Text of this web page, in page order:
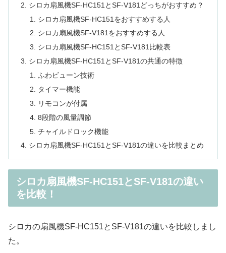
シロカ扇風機SF-HC151とSF-V181どっちがおすすめ？
シロカ扇風機SF-HC151をおすすめする人
シロカ扇風機SF-V181をおすすめする人
シロカ扇風機SF-HC151とSF-V181比較表
シロカ扇風機SF-HC151とSF-V181の共通の特徴
ふわビューン技術
タイマー機能
リモコンが付属
8段階の風量調節
チャイルドロック機能
シロカ扇風機SF-HC151とSF-V181の違いを比較まとめ
シロカ扇風機SF-HC151とSF-V181の違い
を比較！
シロカの扇風機SF-HC151とSF-V181の違いを比較しまし
た。